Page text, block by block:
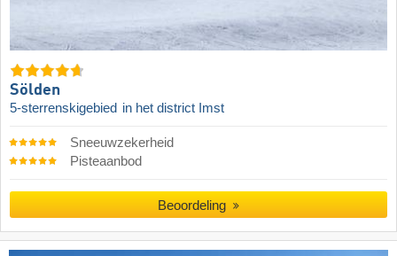
Sölden
5-sterrenskigebied in het district Imst
Sneeuwzekerheid
Pisteaanbod
Beoordeling